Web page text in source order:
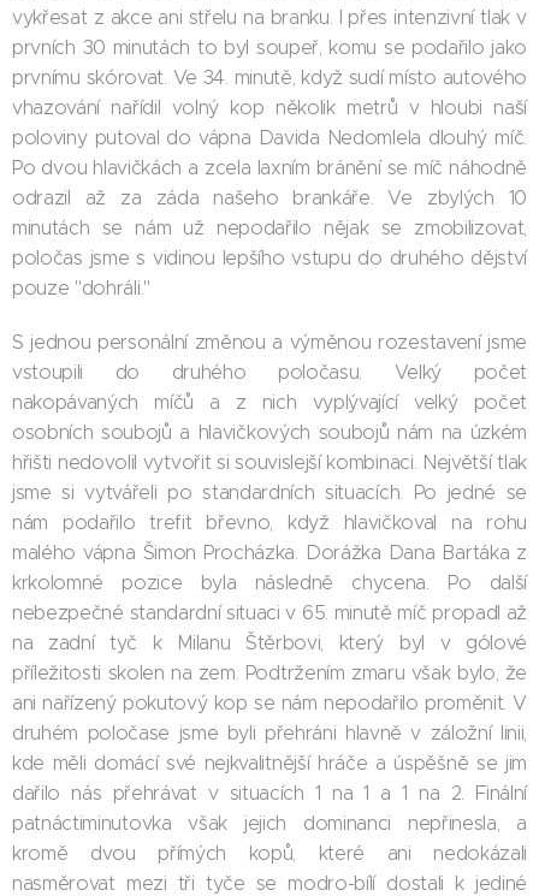
vykřesat z akce ani střelu na branku. I přes intenzivní tlak v
prvních 30 minutách to byl soupeř, komu se podařilo jako
prvnímu skórovat. Ve 34. minutě, když sudí místo autového
vhazování nařídil volný kop několik metrů v hloubi naší
poloviny putoval do vápna Davida Nedomlela dlouhý míč.
Po dvou hlavičkách a zcela laxním bránění se míč náhodně
odrazil až za záda našeho brankáře. Ve zbylých 10
minutách se nám už nepodařilo nějak se zmobilizovat,
poločas jsme s vidinou lepšího vstupu do druhého dějství
pouze "dohráli."
S jednou personální změnou a výměnou rozestavení jsme
vstoupili do druhého poločasu. Velký počet
nakopávaných míčů a z nich vyplývající velký počet
osobních soubojů a hlavičkových soubojů nám na úzkém
hřišti nedovolil vytvořit si souvislejší kombinaci. Největší tlak
jsme si vytvářeli po standardních situacích. Po jedné se
nám podařilo trefit břevno, když hlavičkoval na rohu
malého vápna Šimon Procházka. Dorážka Dana Bartáka z
krkolomné pozice byla následně chycena. Po další
nebezpečné standardní situaci v 65. minutě míč propadl až
na zadní tyč k Milanu Štěrbovi, který byl v gólové
příležitosti skolen na zem. Podtržením zmaru však bylo, že
ani nařízený pokutový kop se nám nepodařilo proměnit. V
druhém poločase jsme byli přehráni hlavně v záložní linii,
kde měli domácí své nejkvalitnější hráče a úspěšně se jim
dařilo nás přehrávat v situacích 1 na 1 a 1 na 2. Finální
patnáctiminutovka však jejich dominanci nepřinesla, a
kromě dvou přímých kopů, které ani nedokázali
nasměrovat mezi tři tyče se modro-bílí dostali k jediné